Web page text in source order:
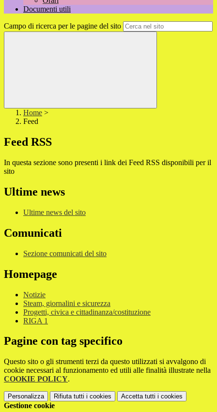
Documenti utili
Campo di ricerca per le pagine del sito
Home >
Feed
Feed RSS
In questa sezione sono presenti i link dei Feed RSS disponibili per il
sito
Ultime news
Ultime news del sito
Comunicati
Sezione comunicati del sito
Homepage
Notizie
Steam, giornalini e sicurezza
Progetti, civica e cittadinanza/costituzione
RIGA 1
Pagine con tag specifico
Questo sito o gli strumenti terzi da questo utilizzati si avvalgono di
cookie necessari al funzionamento ed utili alle finalità illustrate nella
COOKIE POLICY.
Personalizza Rifiuta tutti i cookies Accetta tutti i cookies
Gestione cookie